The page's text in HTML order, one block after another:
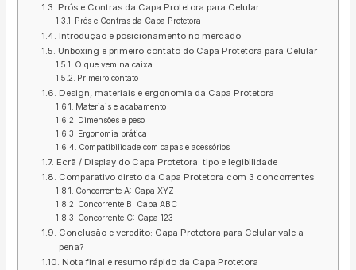
Prós e Contras da Capa Protetora para Celular
Prós e Contras da Capa Protetora
Introdução e posicionamento no mercado
Unboxing e primeiro contato do Capa Protetora para Celular
O que vem na caixa
Primeiro contato
Design, materiais e ergonomia da Capa Protetora
Materiais e acabamento
Dimensões e peso
Ergonomia prática
Compatibilidade com capas e acessórios
Ecrã / Display do Capa Protetora: tipo e legibilidade
Comparativo direto da Capa Protetora com 3 concorrentes
Concorrente A: Capa XYZ
Concorrente B: Capa ABC
Concorrente C: Capa 123
Conclusão e veredito: Capa Protetora para Celular vale a
pena?
Nota final e resumo rápido da Capa Protetora